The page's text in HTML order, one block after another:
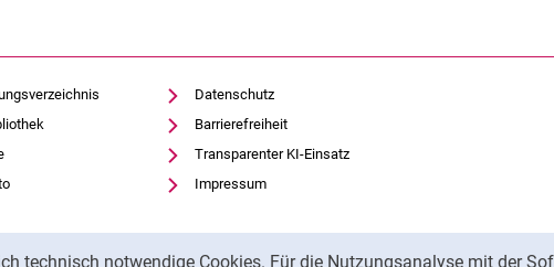
technisch notwendige Cookies. Für die Nutzungsanalyse mit der
Datenschutz
Barrierefreiheit
Transparenter KI-Einsatz
Impressum